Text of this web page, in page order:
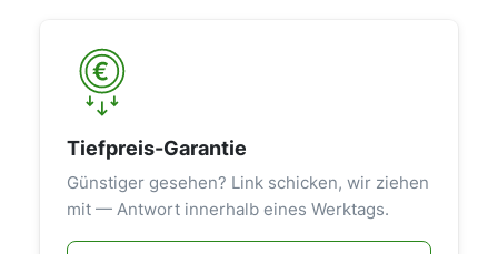
Tiefpreis-Garantie
Günstiger gesehen? Link schicken, wir ziehen
mit — Antwort innerhalb eines Werktags.